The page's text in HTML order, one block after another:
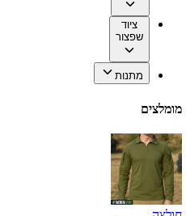
ציוד
שפצור
מתנות
מומלצים